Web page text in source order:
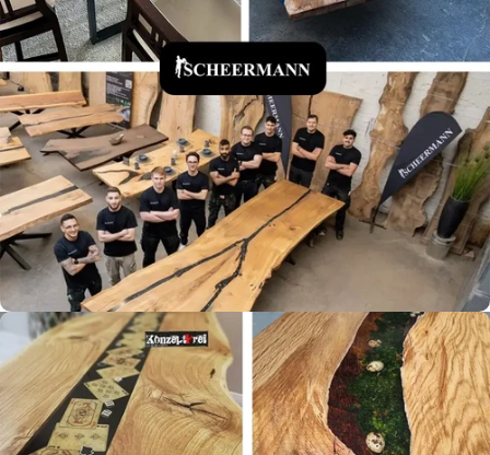
Tischlerei Scheermann